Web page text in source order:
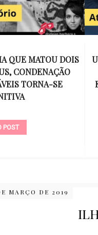
UMA
E UMA ESPOSA
POR QUE UM
NACIONAL SOBRE
MARÇO DE 2019